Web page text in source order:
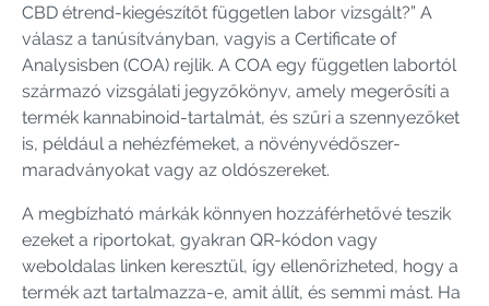
CBD étrend-kiegészítőt független labor vizsgált?” A
válasz a tanúsítványban, vagyis a Certificate of
Analysisben (COA) rejlik. A COA egy független labortól
származó vizsgálati jegyzőkönyv, amely megerősíti a
termék kannabinoid-tartalmát, és szűri a szennyezőket
is, például a nehézfémeket, a növényvédőszer-
maradványokat vagy az oldószereket.
A megbízható márkák könnyen hozzáférhetővé teszik
ezeket a riportokat, gyakran QR-kódon vagy
weboldalas linken keresztül, így ellenőrizheted, hogy a
termék azt tartalmazza-e, amit állít, és semmi mást. Ha